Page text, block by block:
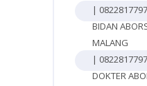
|
BIDAN
MALANG
|
DOKTER